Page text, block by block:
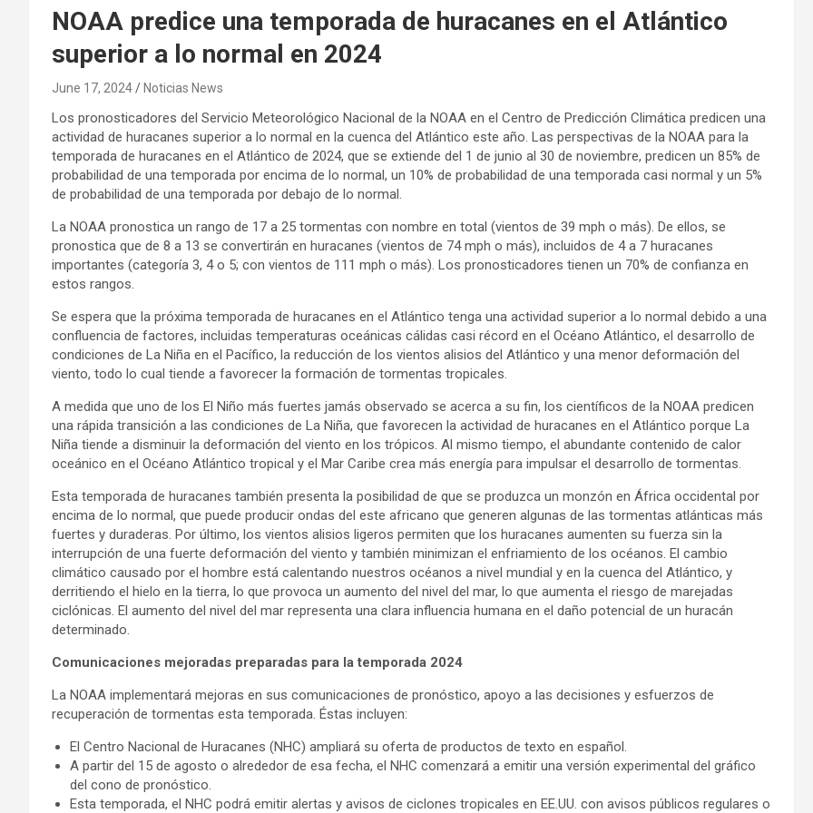
NOAA predice una temporada de huracanes en el Atlántico
superior a lo normal en 2024
June 17, 2024 Noticias News
Los pronosticadores del Servicio Meteorológico Nacional de la NOAA en el Centro de Predicción Climática predicen una
actividad de huracanes superior a lo normal en la cuenca del Atlántico este año. Las perspectivas de la NOAA para la
temporada de huracanes en el Atlántico de 2024, que se extiende del 1 de junio al 30 de noviembre, predicen un 85% de
probabilidad de una temporada por encima de lo normal, un 10% de probabilidad de una temporada casi normal y un 5%
de probabilidad de una temporada por debajo de lo normal.
La NOAA pronostica un rango de 17 a 25 tormentas con nombre en total (vientos de 39 mph o más). De ellos, se
pronostica que de 8 a 13 se convertirán en huracanes (vientos de 74 mph o más), incluidos de 4 a 7 huracanes
importantes (categoría 3, 4 o 5; con vientos de 111 mph o más). Los pronosticadores tienen un 70% de confianza en
estos rangos.
Se espera que la próxima temporada de huracanes en el Atlántico tenga una actividad superior a lo normal debido a una
confluencia de factores, incluidas temperaturas oceánicas cálidas casi récord en el Océano Atlántico, el desarrollo de
condiciones de La Niña en el Pacífico, la reducción de los vientos alisios del Atlántico y una menor deformación del
viento, todo lo cual tiende a favorecer la formación de tormentas tropicales.
A medida que uno de los El Niño más fuertes jamás observado se acerca a su fin, los científicos de la NOAA predicen
una rápida transición a las condiciones de La Niña, que favorecen la actividad de huracanes en el Atlántico porque La
Niña tiende a disminuir la deformación del viento en los trópicos. Al mismo tiempo, el abundante contenido de calor
oceánico en el Océano Atlántico tropical y el Mar Caribe crea más energía para impulsar el desarrollo de tormentas.
Esta temporada de huracanes también presenta la posibilidad de que se produzca un monzón en África occidental por
encima de lo normal, que puede producir ondas del este africano que generen algunas de las tormentas atlánticas más
fuertes y duraderas. Por último, los vientos alisios ligeros permiten que los huracanes aumenten su fuerza sin la
interrupción de una fuerte deformación del viento y también minimizan el enfriamiento de los océanos. El cambio
climático causado por el hombre está calentando nuestros océanos a nivel mundial y en la cuenca del Atlántico, y
derritiendo el hielo en la tierra, lo que provoca un aumento del nivel del mar, lo que aumenta el riesgo de marejadas
ciclónicas. El aumento del nivel del mar representa una clara influencia humana en el daño potencial de un huracán
determinado.
Comunicaciones mejoradas preparadas para la temporada 2024
La NOAA implementará mejoras en sus comunicaciones de pronóstico, apoyo a las decisiones y esfuerzos de
recuperación de tormentas esta temporada. Éstas incluyen:
El Centro Nacional de Huracanes (NHC) ampliará su oferta de productos de texto en español.
A partir del 15 de agosto o alrededor de esa fecha, el NHC comenzará a emitir una versión experimental del gráfico
del cono de pronóstico.
Esta temporada, el NHC podrá emitir alertas y avisos de ciclones tropicales en EE.UU. con avisos públicos regulares o